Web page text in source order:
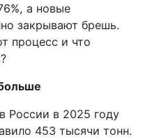
а новые
закрывают брешь.
процесс и что
России в 2025 году
453 тысячи тонн.